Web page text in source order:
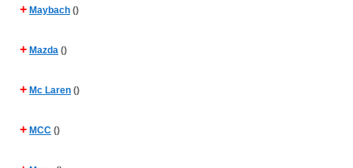
+ Maybach ()
+ Mazda ()
+ Mc Laren ()
+ MCC ()